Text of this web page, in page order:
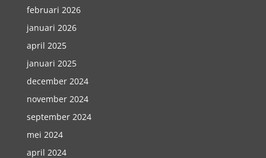
februari 2026
januari 2026
april 2025
januari 2025
december 2024
november 2024
september 2024
mei 2024
april 2024